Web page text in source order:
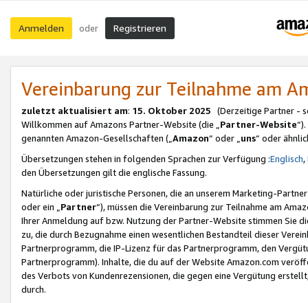
Anmelden oder Registrieren
Vereinbarung zur Teilnahme am
zuletzt aktualisiert am: 15. Oktober 2025 (Derzeitige Partner -
Willkommen auf Amazons Partner-Website (die „Partner-Website
genannten Amazon-Gesellschaften („Amazon“ oder „uns“ oder
Übersetzungen stehen in folgenden Sprachen zur Verfügung :Englisch,
den Übersetzungen gilt die englische Fassung.
Natürliche oder juristische Personen, die an unserem Marketing-
oder ein „Partner“), müssen die Vereinbarung zur Teilnahme am
Ihrer Anmeldung auf bzw. Nutzung der Partner-Website stimmen Sie
zu, die durch Bezugnahme einen wesentlichen Bestandteil dieser
Partnerprogramm, die IP-Lizenz für das Partnerprogramm, den
Partnerprogramm). Inhalte, die du auf der Website Amazon.com
des Verbots von Kundenrezensionen, die gegen eine Vergütung
durch.